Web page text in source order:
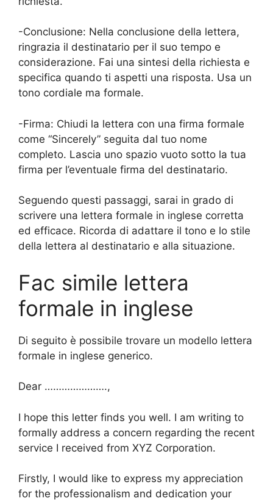
-Conclusione: Nella conclusione della lettera,
ringrazia il destinatario per il suo tempo e
considerazione. Fai una sintesi della richiesta e
specifica quando ti aspetti una risposta. Usa un
tono cordiale ma formale.
-Firma: Chiudi la lettera con una firma formale
come “Sincerely” seguita dal tuo nome
completo. Lascia uno spazio vuoto sotto la tua
firma per l’eventuale firma del destinatario.
Seguendo questi passaggi, sarai in grado di
scrivere una lettera formale in inglese corretta
ed efficace. Ricorda di adattare il tono e lo stile
della lettera al destinatario e alla situazione.
Fac simile lettera
formale in inglese
Di seguito è possibile trovare un modello lettera
formale in inglese generico.
Dear ………………….,
I hope this letter finds you well. I am writing to
formally address a concern regarding the recent
service I received from XYZ Corporation.
Firstly, I would like to express my appreciation
for the professionalism and dedication your